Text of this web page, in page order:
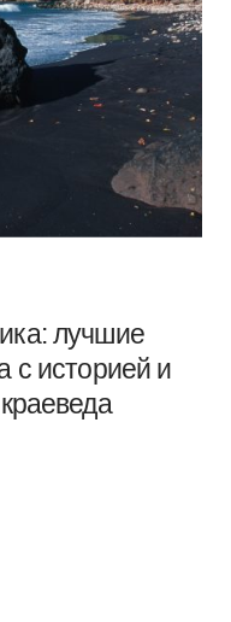
лучшие
с историей и